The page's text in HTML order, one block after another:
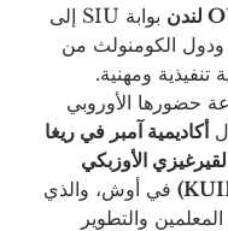
بوابة SIU إلى
ودول الكومنولث من
تنفيذية ومهنية.
حضورها الأوروبي
أكاديمية آمبر في ريغا
الأوزبكي
في أوش، والذي
والتطوير